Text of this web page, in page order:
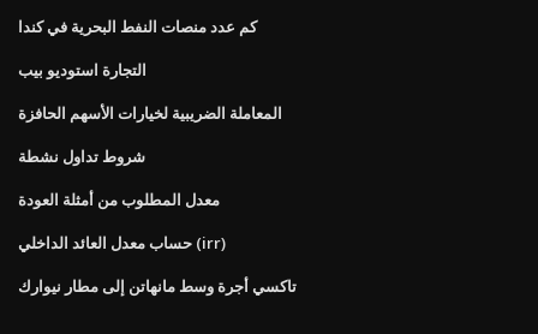
كم عدد منصات النفط البحرية في كندا
التجارة استوديو بيب
المعاملة الضريبية لخيارات الأسهم الحافزة
شروط تداول نشطة
معدل المطلوب من أمثلة العودة
حساب معدل العائد الداخلي (irr)
تاكسي أجرة وسط مانهاتن إلى مطار نيوارك